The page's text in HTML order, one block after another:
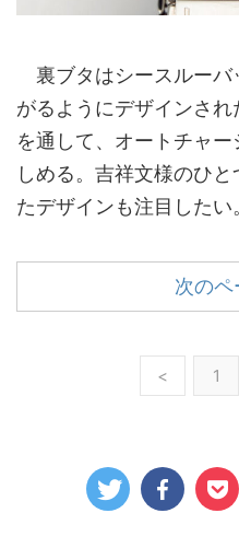
裏ブタはシースルーバ
がるようにデザインさ
を通して、オートチャ
しめる。吉祥文様のひと
たデザインも注目したい
次の
< 1